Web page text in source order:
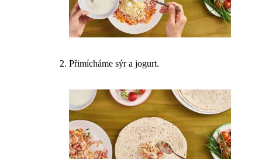
Přimícháme sýr a jogurt.